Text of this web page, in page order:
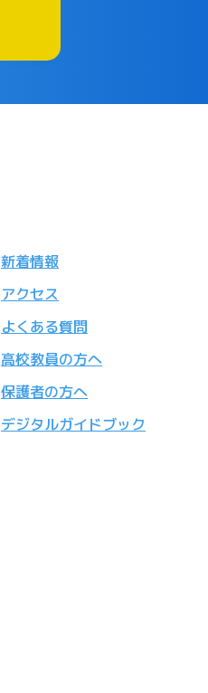
新着情報
アクセス
よくある質問
高校教員の方へ
保護者の方へ
デジタルガイドブック